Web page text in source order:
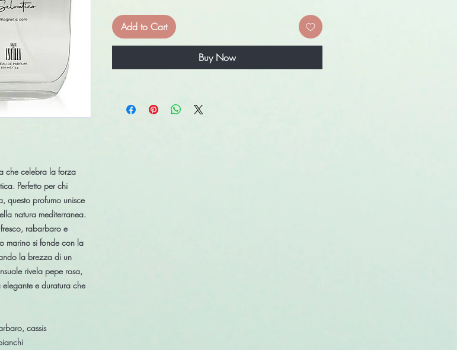
che celebra la forza
. Perfetto per chi
, questo profumo unisce
natura mediterranea.
rabarbaro e
marino si fonde con la
la brezza di un
rivela pepe rosa,
e duratura che
cassis
Add to Cart
Buy Now